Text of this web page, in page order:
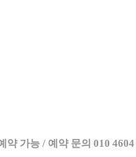
가능 / 예약 문의 010